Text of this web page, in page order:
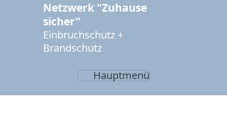
Netzwerk "Zuhause
sicher"
Einbruchschutz +
Brandschutz
Hauptmenü